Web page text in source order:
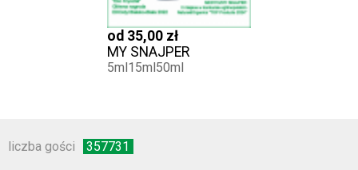
od 35,00 zł
MY SNAJPER
5ml15ml50ml
liczba gości 357731